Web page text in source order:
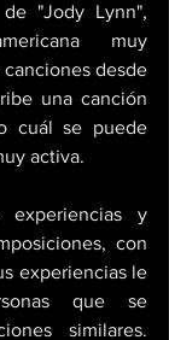
"Jody Lynn",
muy
desde
una canción
cuál se puede
activa.
con
experiencias le
que se
similares.